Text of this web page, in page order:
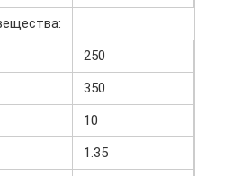
250
350
10
1.35